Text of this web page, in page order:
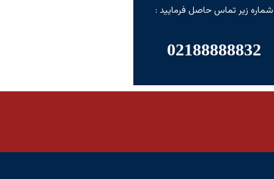
شماره زیر تماس حاصل فرمایید :
02188888832